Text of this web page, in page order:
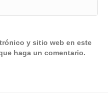
y sitio web en este
haga un comentario.